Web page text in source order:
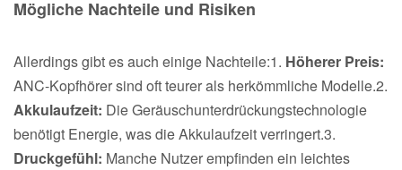
Mögliche Nachteile und Risiken
Allerdings gibt es auch einige Nachteile:1. Höherer Preis:
ANC-Kopfhörer sind oft teurer als herkömmliche Modelle.2.
Akkulaufzeit: Die Geräuschunterdrückungstechnologie
benötigt Energie, was die Akkulaufzeit verringert.3.
Druckgefühl: Manche Nutzer empfinden ein leichtes